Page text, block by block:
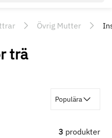
Övrig Mutter
trä
Populära
3 produkter